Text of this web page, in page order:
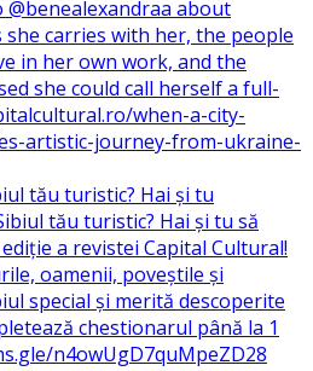
tău turistic? Hai și tu